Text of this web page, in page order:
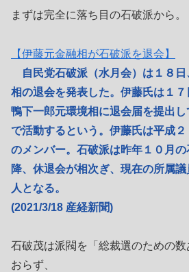
まずは完全に落ち目の石破派から。
【伊藤元金融相が石破派を退会】
自民党石破派（水月会）は１８日
相の退会を発表した。伊藤氏は１
鴨下一郎元環境相に退会届を提出
で活動するという。伊藤氏は平成
のメンバー。石破派は昨年１０月
降、休退会が相次ぎ、現在の所属
人となる。
(2021/3/18 産経新聞)
石破茂は派閥を「総裁選のための
おらず、